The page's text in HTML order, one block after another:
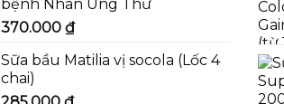
bệnh Nhân Ung Thư
370.000 ₫
Sữa bầu Matilia vị socola (Lốc 4
chai)